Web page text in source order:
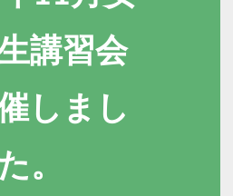
講習会
しまし
た。